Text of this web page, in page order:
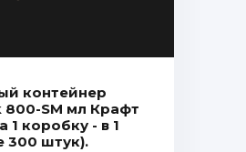
контейнер
800-SM мл Крафт
1 коробку - в 1
300 штук).